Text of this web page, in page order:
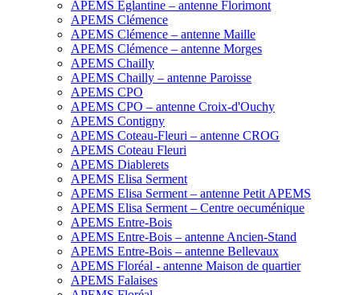
APEMS Eglantine – antenne Florimont
APEMS Clémence
APEMS Clémence – antenne Maille
APEMS Clémence – antenne Morges
APEMS Chailly
APEMS Chailly – antenne Paroisse
APEMS CPO
APEMS CPO – antenne Croix-d'Ouchy
APEMS Contigny
APEMS Coteau-Fleuri – antenne CROG
APEMS Coteau Fleuri
APEMS Diablerets
APEMS Elisa Serment
APEMS Elisa Serment – antenne Petit APEMS
APEMS Elisa Serment – Centre oecuménique
APEMS Entre-Bois
APEMS Entre-Bois – antenne Ancien-Stand
APEMS Entre-Bois – antenne Bellevaux
APEMS Floréal - antenne Maison de quartier
APEMS Falaises